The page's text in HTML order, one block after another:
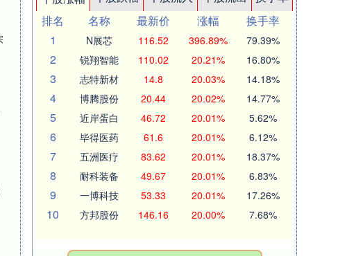
排名
名称 最新价 涨幅
换手率
1
N展芯 116.52 396.89% 79.39%
2 锐翔智能 110.02 20.21% 16.80%
3 志特新材 14.8 20.03% 14.18%
4 博腾股份 20.44 20.02% 14.77%
5 近岸蛋白 46.72 20.01% 5.62%
6 毕得医药 61.6 20.01% 6.12%
7 五洲医疗 83.62 20.01% 18.37%
8 耐科装备 49.67 20.01% 6.83%
9 一博科技 53.33 20.01% 17.26%
10 方邦股份 146.16 20.00% 7.68%